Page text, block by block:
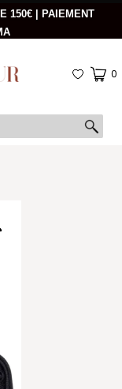
150€ | PAIEMENT
0